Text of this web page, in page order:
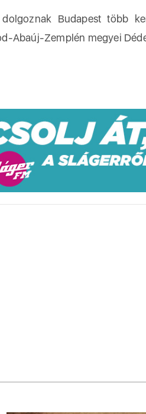
Budapest több
Abaúj-Zemplén megyei